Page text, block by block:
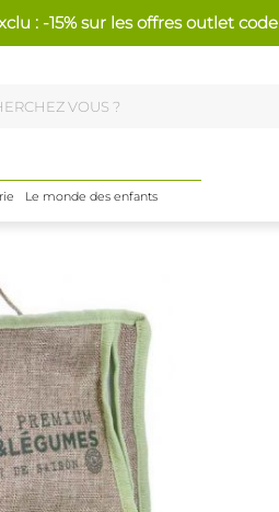
: -15% sur les offres outlet
Le monde des enfants